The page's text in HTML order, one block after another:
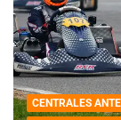
CENTRALES